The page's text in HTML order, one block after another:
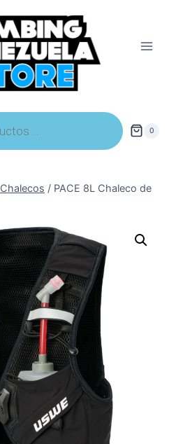
0
Chalecos / PACE 8L Chaleco de